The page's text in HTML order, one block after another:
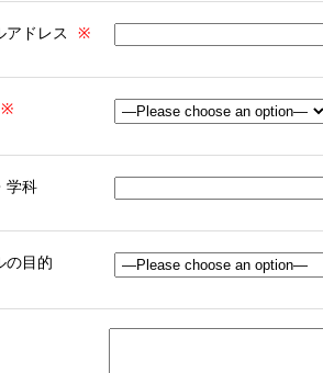
アドレス ※
※
学科
の目的